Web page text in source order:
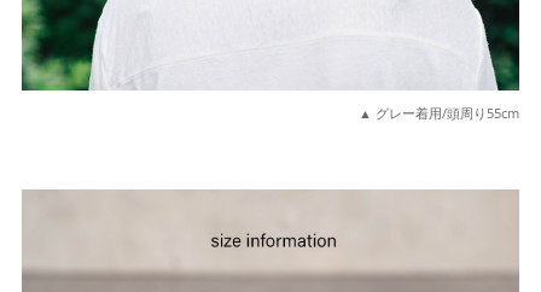
▲ グレー着用/頭周り55cm